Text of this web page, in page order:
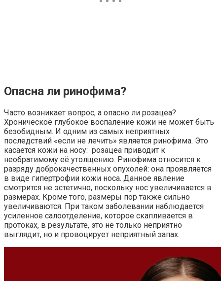
Опасна ли ринофима?
Часто возникает вопрос, а опасно ли розацеа?
Хроническое глубокое воспаление кожи не может быть
безобидным. И одним из самых неприятных
последствий «если не лечить» является ринофима. Это
касается кожи на носу: розацеа приводит к
необратимому её утолщению. Ринофима относится к
разряду доброкачественных опухолей: она проявляется
в виде гипертрофии кожи носа. Данное явление
смотрится не эстетично, поскольку нос увеличивается в
размерах. Кроме того, размеры пор также сильно
увеличиваются. При таком заболевании наблюдается
усиленное салоотделение, которое скапливается в
протоках, в результате, это не только неприятно
выглядит, но и провоцирует неприятный запах.